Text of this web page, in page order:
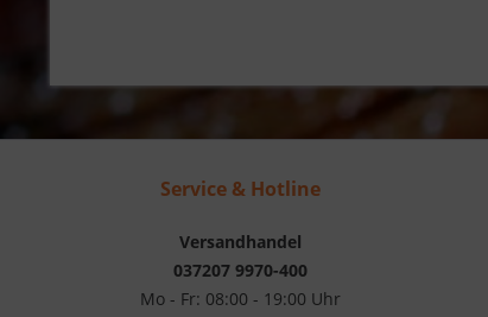
Service & Hotline
Versandhandel
037207 9970-400
Mo - Fr: 08:00 - 19:00 Uhr